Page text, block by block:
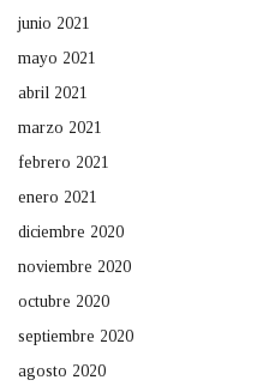
junio 2021
mayo 2021
abril 2021
marzo 2021
febrero 2021
enero 2021
diciembre 2020
noviembre 2020
octubre 2020
septiembre 2020
agosto 2020